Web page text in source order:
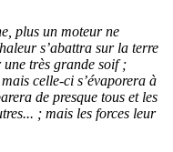
plus un moteur ne
s’abattra sur la terre
une très grande soif ;
celle-ci s’évaporera à
de presque tous et les
; mais les forces leur